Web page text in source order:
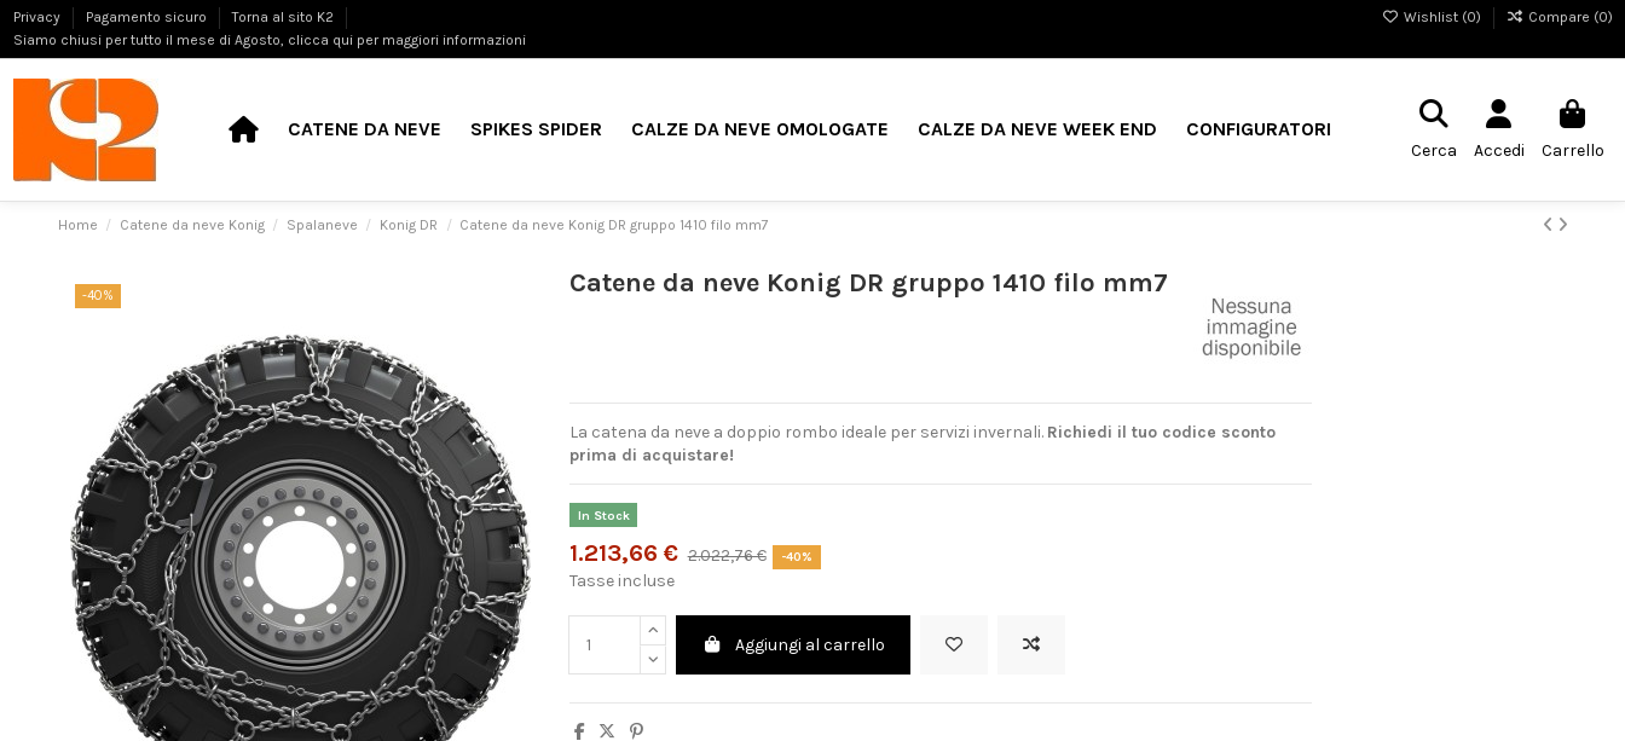
Privacy Pagamento sicuro
Torna al sito K2
Siamo chiusi per tutto il mese di Agosto, clicca qui per maggiori informazioni
Wishlist (0) Compare (0)
CATENE DA NEVE SPIKES SPIDER CALZE DA NEVE OMOLOGATE CALZE DA NEVE WEEK END CONFIGURATORI
Cerca Accedi Carrello
Home Catene da neve Konig Spalaneve Konig DR Catene da neve Konig DR gruppo 1410 filo mm7
-40% Catene da neve Konig DR gruppo 1410 filo mm7
La catena da neve a doppio rombo ideale per servizi invernali. Richiedi il tuo codice sconto
prima di acquistare!
In Stock
1.213,66 € 2.022,76 € -40%
Tasse incluse
Aggiungi al carrello